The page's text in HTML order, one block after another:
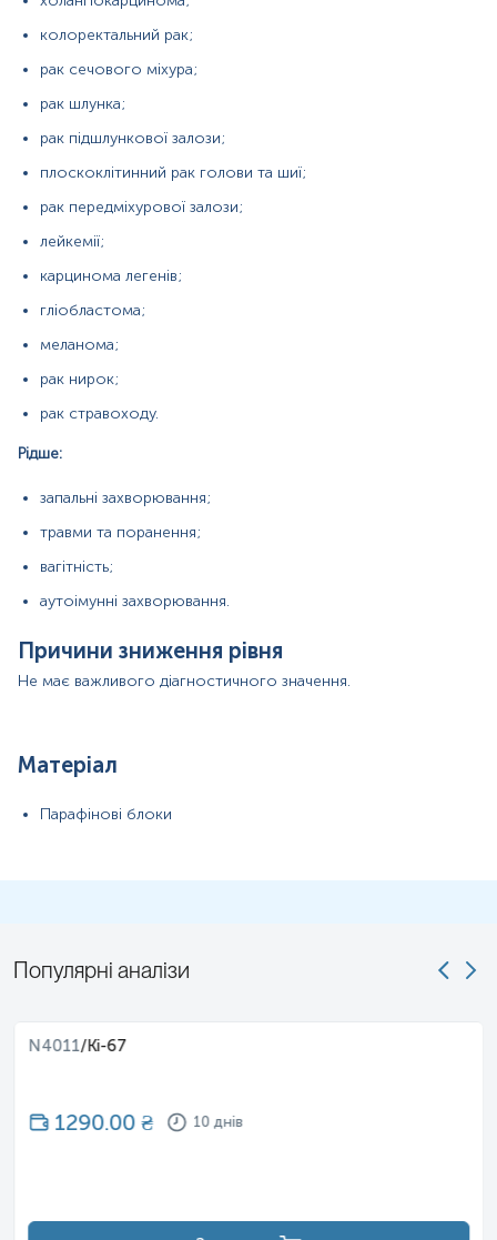
рак стравоходу.
запальні захворювання;
травми та поранення;
вагітність;
аутоімунні захворювання.
Причини зниження рівня
Не має важливого діагностичного значення.
Матеріал
Парафінові блоки
*Одиниці вимірювання, референтні значення та діапазон
тест-систем.
колоректальний рак;
рак сечового міхура;
рак шлунка;
рак підшлункової залози;
плоскоклітинний рак голови та шиї;
рак передміхурової залози;
лейкемії;
карцинома легенів;
гліобластома;
меланома;
рак нирок;
рак стравоходу.
Рідше:
запальні захворювання;
травми та поранення;
вагітність;
аутоімунні захворювання.
Причини зниження рівня
Не має важливого діагностичного значення.
Матеріал
Парафінові блоки
Популярні аналізи
N4011/Ki-67
1290.00₴ 10 днів